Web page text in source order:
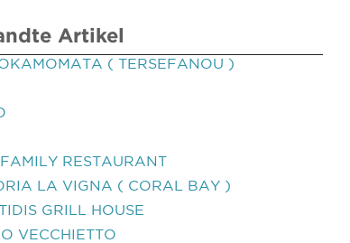
Artikel
( TERSEFANOU )
RESTAURANT
LA VIGNA ( CORAL BAY )
GRILL HOUSE
VECCHIETTO